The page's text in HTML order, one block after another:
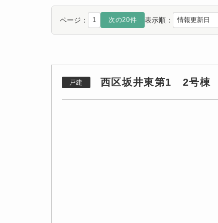
ページ： 表示順：
戸建 西区坂井東第1 2号棟